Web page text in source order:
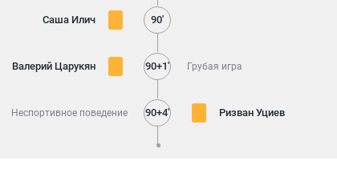
Саша Илич 90'
Валерий Царукян 90+1' Грубая игра
Неспортивное поведение 90+4' Ризван Уциев